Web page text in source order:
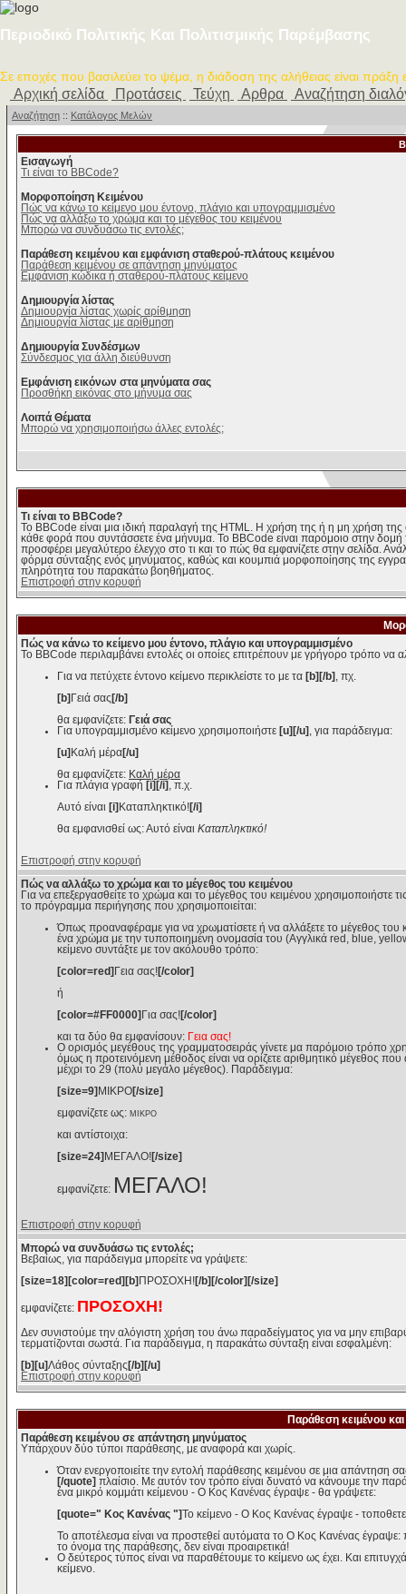
Περιοδικό Πολιτικής Και Πολιτισμικής Παρέμβασης
Σε εποχές που βασιλεύει το ψέμα, η διάδοση της αλήθειας είναι πράξη
Αρχική σελίδα Προτάσεις Τεύχη Αρθρα Αναζήτηση
Αναζήτηση :: Κατάλογος Μελών
Εισαγωγή
Τι είναι το BBCode?
Μορφοποίηση Κειμένου
Πώς να κάνω το κείμενο μου έντονο, πλάγιο και υπογραμμισμένο
Πώς να αλλάξω το χρώμα και το μέγεθος του κειμένου
Μπορώ να συνδυάσω τις εντολές;
Παράθεση κειμένου και εμφάνιση σταθερού-πλάτους κειμένου
Παράθεση κειμένου σε απάντηση μηνύματος
Εμφάνιση κώδικα ή σταθερού-πλάτους κείμενο
Δημιουργία λίστας
Δημιουργία λίστας χωρίς αρίθμηση
Δημιουργία λίστας με αρίθμηση
Δημιουργία Συνδέσμων
Σύνδεσμος για άλλη διεύθυνση
Εμφάνιση εικόνων στα μηνύματα σας
Προσθήκη εικόνας στο μήνυμα σας
Λοιπά Θέματα
Μπορώ να χρησιμοποιήσω άλλες εντολές;
Τι είναι το BBCode?
Το BBCode είναι μια ιδική παραλαγή της HTML. Η χρήση της ή η μη χρήση
κάθε φορά που συντάσσετε ένα μήνυμα. Το BBCode είναι παρόμοιο στην δομή
προσφέρει μεγαλύτερο έλεγχο στο τι και το πώς θα εμφανίζετε στην σελίδα.
φόρμα σύνταξης ενός μηνύματος, καθώς και κουμπιά μορφοποίησης της
πληρότητα του παρακάτω βοηθήματος.
Επιστροφή στην κορυφή
Πώς να κάνω το κείμενο μου έντονο, πλάγιο και υπογραμμισμένο
Το BBCode περιλαμβάνει εντολές οι οποίες επιτρέπουν με γρήγορο τρόπο
Για να πετύχετε έντονο κείμενο περικλείστε το με τα [b][/b]
, πχ.
[b] Γειά σας [/b]
θα εμφανίζετε: Γειά σας
Για υπογραμμισμένο κείμενο χρησιμοποιήστε [u][/u]
, για παράδειγμα:
[u] Καλή μέρα[/u]
θα εμφανίζετε: Καλή μέρα
Για πλάγια γραφή [i][/i]
, π.χ.
Αυτό είναι [i] Καταπληκτικό![/i]
θα εμφανισθεί ως: Αυτό είναι Καταπληκτικό!
Επιστροφή στην κορυφή
Πώς να αλλάξω το χρώμα και το μέγεθος του κειμένου
Για να επεξεργασθείτε το χρώμα και το μέγεθος του κειμένου χρησιμοποιήστε
το πρόγραμμα περιήγησης που χρησιμοποιείται:
Όπως προαναφέραμε για να χρωματίσετε ή να αλλάξετε το μέγεθος του
ένα χρώμα με την τυποποιημένη ονομασία του (Αγγλικά red, blue,
κείμενο συντάξτε με τον ακόλουθο τρόπο:
[color=red] Γεια σας![/color]
ή
[color=#FF0000] Για σας![/color]
και τα δύο θα εμφανίσουν: Γεια σας!
Ο ορισμός μεγέθους της γραμματοσειράς γίνετε μα παρόμοιο τρόπο
όμως η προτεινόμενη μέθοδος είναι να ορίζετε αριθμητικό μέγεθος που
μέχρι το 29 (πολύ μεγάλο μέγεθος). Παράδειγμα:
[size=9] ΜΙΚΡΟ[/size]
εμφανίζετε ως: ΜΙΚΡΟ
και αντίστοιχα:
[size=24] ΜΕΓΑΛΟ![/size]
εμφανίζετε: ΜΕΓΑΛΟ!
Επιστροφή στην κορυφή
Μπορώ να συνδυάσω τις εντολές;
Βεβαίως, για παράδειγμα μπορείτε να γράψετε:
[size=18][color=red][b]
ΠΡΟΣΟΧΗ! [/b][/color][/size]
εμφανίζετε: ΠΡΟΣΟΧΗ!
Δεν συνιστούμε την αλόγιστη χρήση του άνω παραδείγματος για να μην
τερματίζονται σωστά. Για παράδειγμα, η παρακάτω σύνταξη είναι εσφαλμένη:
[b][u] Λάθος σύνταξης [/b][/u]
Επιστροφή στην κορυφή
Παράθεση κειμένου
Παράθεση κειμένου σε απάντηση μηνύματος
Υπάρχουν δύο τύποι παράθεσης, με αναφορά και χωρίς.
Όταν ενεργοποιείτε την εντολή παράθεσης κειμένου σε μια απάντηση
[/quote] πλαίσιο. Με αυτόν τον τρόπο είναι δυνατό να κάνουμε την
ένα μικρό κομμάτι κείμενου - Ο Κος Κανένας έγραψε - θα γράψετε:
[quote=" Κος Κανένας "]Το κείμενο - Ο Κος Κανένας έγραψε -
Το αποτέλεσμα είναι να προστεθεί αυτόματα το Ο Κος Κανένας
το όνομα της παράθεσης, δεν είναι προαιρετικά!
Ο δεύτερος τύπος είναι να παραθέτουμε το κείμενο ως έχει. Και
κείμενο.